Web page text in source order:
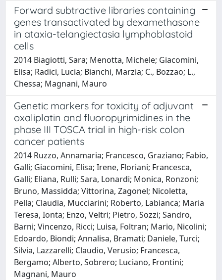
Forward subtractive libraries containing
genes transactivated by dexamethasone
in ataxia-telangiectasia lymphoblastoid
cells
2014 Biagiotti, Sara; Menotta, Michele; Giacomini,
Elisa; Radici, Lucia; Bianchi, Marzia; C., Bozzao; L.,
Chessa; Magnani, Mauro
Genetic markers for toxicity of adjuvant
oxaliplatin and fluoropyrimidines in the
phase III TOSCA trial in high-risk colon
cancer patients
2014 Ruzzo, Annamaria; Francesco, Graziano; Fabio,
Galli; Giacomini, Elisa; Irene, Floriani; Francesca,
Galli; Eliana, Rulli; Sara, Lonardi; Monica, Ronzoni;
Bruno, Massidda; Vittorina, Zagonel; Nicoletta,
Pella; Claudia, Mucciarini; Roberto, Labianca; Maria
Teresa, Ionta; Enzo, Veltri; Pietro, Sozzi; Sandro,
Barni; Vincenzo, Ricci; Luisa, Foltran; Mario, Nicolini;
Edoardo, Biondi; Annalisa, Bramati; Daniele, Turci;
Silvia, Lazzarelli; Claudio, Verusio; Francesca,
Bergamo; Alberto, Sobrero; Luciano, Frontini;
Magnani, Mauro